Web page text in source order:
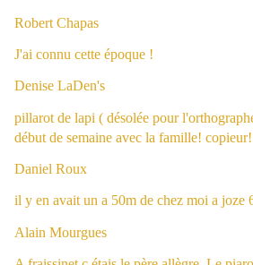
Robert Chapas
J'ai connu cette époque !
Denise LaDen's
pillarot de lapi ( désolée pour
début de semaine avec la famille!
Daniel Roux
il y en avait un a 50m de chez moi a joze
Alain Mourgues